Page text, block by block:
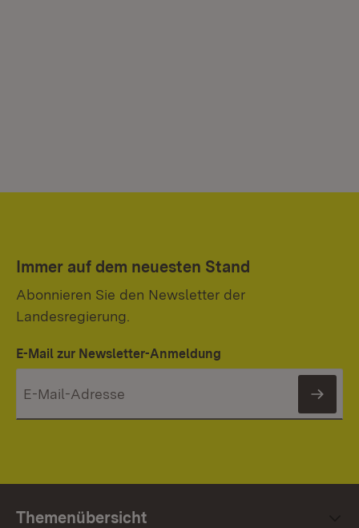
Immer auf dem neuesten Stand
Abonnieren Sie den Newsletter der
Landesregierung.
E-Mail zur Newsletter-Anmeldung
Themenübersicht